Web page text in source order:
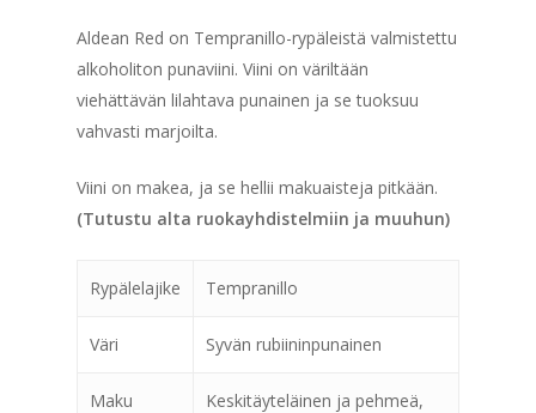
Aldean Red on Tempranillo-rypäleistä valmistettu
alkoholiton punaviini. Viini on väriltään
viehättävän lilahtava punainen ja se tuoksuu
vahvasti marjoilta.
Viini on makea, ja se hellii makuaisteja pitkään.
(Tutustu alta ruokayhdistelmiin ja muuhun)
Rypälelajike Tempranillo
Väri Syvän rubiininpunainen
Maku
Keskitäyteläinen ja pehmeä,